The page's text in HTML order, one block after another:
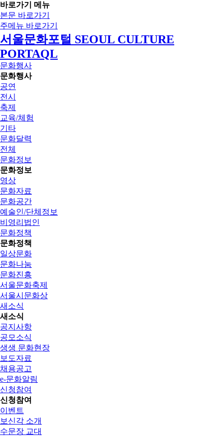
바로가기 메뉴
본문 바로가기
주메뉴 바로가기
서울문화포털 SEOUL CULTURE
PORTAQL
문화행사
문화행사
공연
전시
축제
교육/체험
기타
문화달력
전체
문화정보
문화정보
영상
문화자료
문화공간
예술인/단체정보
비영리법인
문화정책
문화정책
일상문화
문화나눔
문화진흥
서울문화축제
서울시문화상
새소식
새소식
공지사항
공모소식
생생 문화현장
보도자료
채용공고
e-문화알림
신청참여
신청참여
이벤트
보신각 소개
수문장 교대